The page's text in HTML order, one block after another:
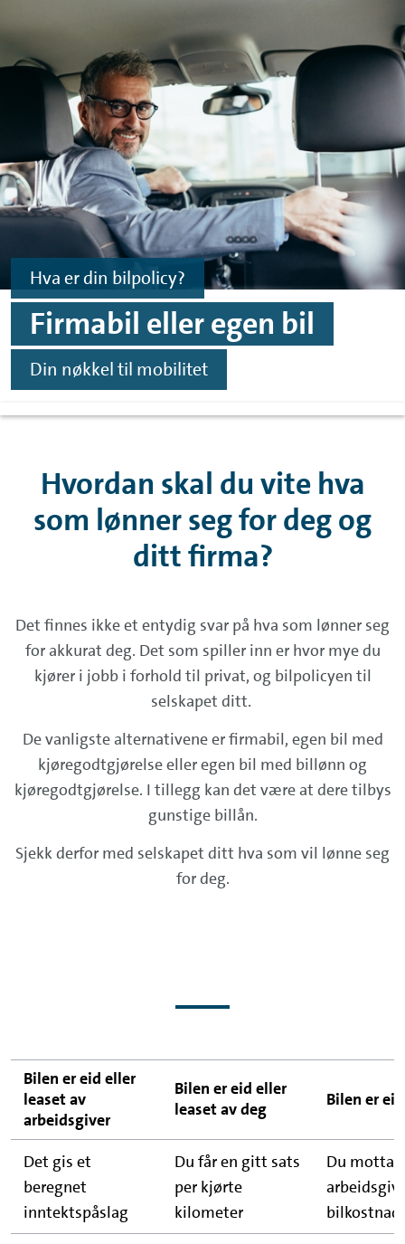
Skip to main content
Skip to footer
Hva er din bilpolicy?
Firmabil eller egen bil
Din nøkkel til mobilitet
Hvordan skal du vite hva
som lønner seg for deg og
ditt firma?
Det finnes ikke et entydig svar på hva som lønner seg
for akkurat deg. Det som spiller inn er hvor mye du
kjører i jobb i forhold til privat, og bilpolicyen til
selskapet ditt.
De vanligste alternativene er firmabil, egen bil med
kjøregodtgjørelse eller egen bil med billønn og
kjøregodtgjørelse. I tillegg kan det være at dere tilbys
gunstige billån.
Sjekk derfor med selskapet ditt hva som vil lønne seg
for deg.
Bilen er eid eller
leaset av
arbeidsgiver
Bilen er eid eller
leaset av deg
Bilen er
Det gis et
beregnet
inntektspåslag
Du får en gitt sats
per kjørte
kilometer
Du mottar